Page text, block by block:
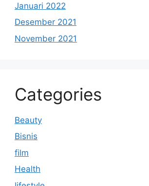
Januari 2022
Desember 2021
November 2021
Categories
Beauty
Bisnis
film
Health